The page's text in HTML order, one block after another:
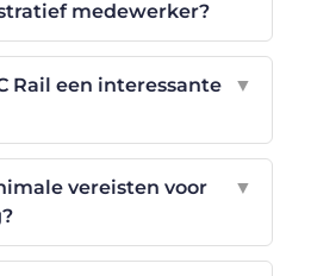
medewerker?
Rail een interessante
▼
vereisten voor
▼